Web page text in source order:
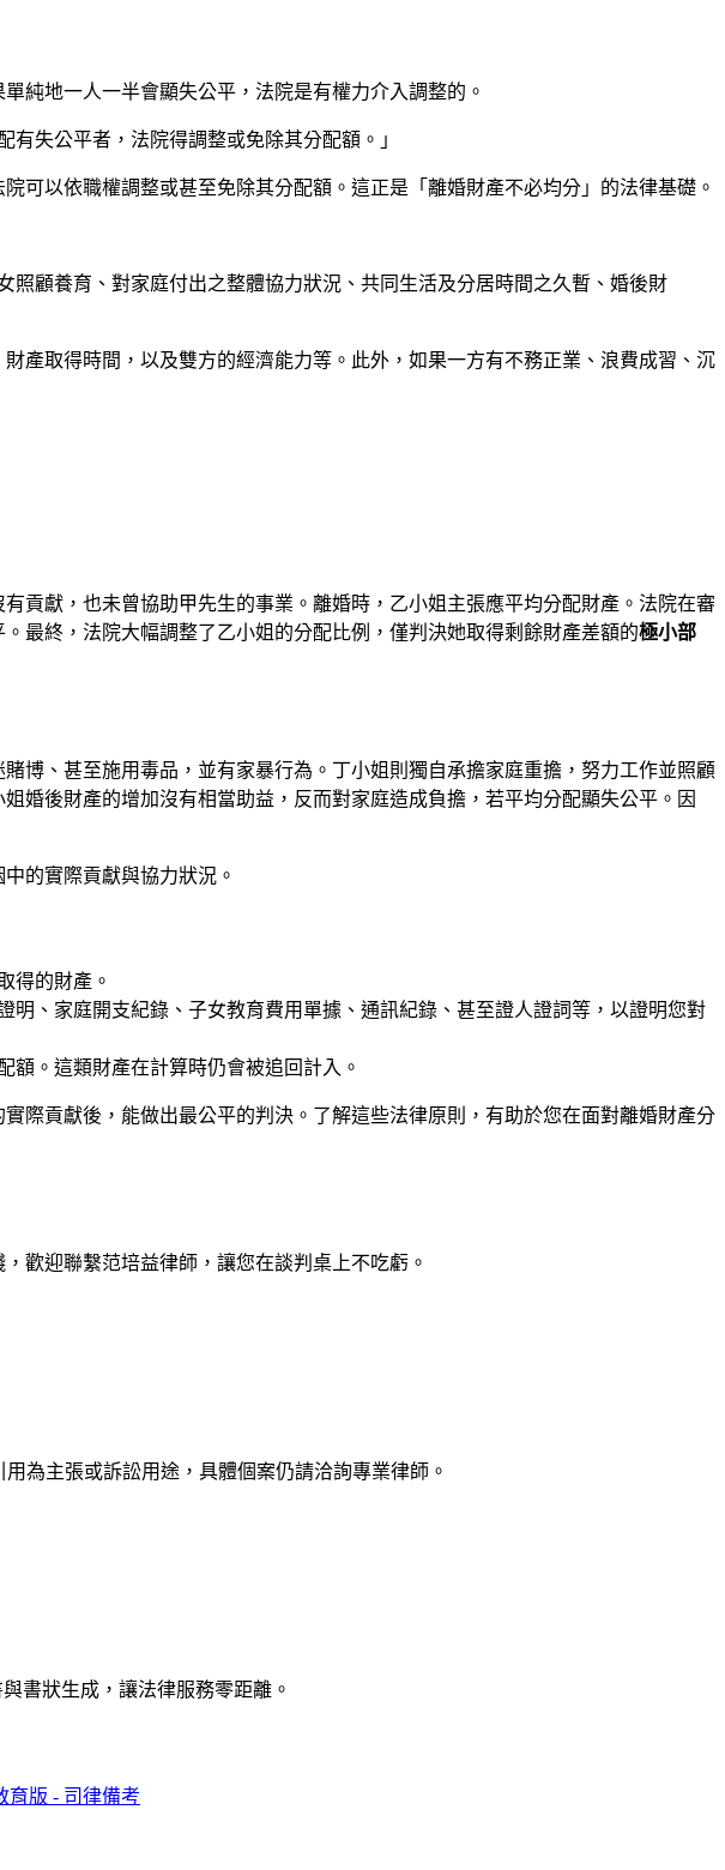
純地一人一半會顯失公平，法院是有權力介入調整的。
有失公平者，法院得調整或免除其分配額。」
可以依職權調整或甚至免除其分配額。這正是「離婚財產不必均分」的法律基礎。
照顧養育、對家庭付出之整體協力狀況、共同生活及分居時間之久暫、婚後財
產取得時間，以及雙方的經濟能力等。此外，如果一方有不務正業、浪費成習、沉
貢獻，也未曾協助甲先生的事業。離婚時，乙小姐主張應平均分配財產。法院在審
最終，法院大幅調整了乙小姐的分配比例，僅判決她取得剩餘財產差額的極小部
博、甚至施用毒品，並有家暴行為。丁小姐則獨自承擔家庭重擔，努力工作並照顧
婚後財產的增加沒有相當助益，反而對家庭造成負擔，若平均分配顯失公平。因
的實際貢獻與協力狀況。
得的財產。
、家庭開支紀錄、子女教育費用單據、通訊紀錄、甚至證人證詞等，以證明您對
額。這類財產在計算時仍會被追回計入。
際貢獻後，能做出最公平的判決。了解這些法律原則，有助於您在面對離婚財產分
歡迎聯繫范培益律師 ，讓您在談判桌上不吃虧。
為主張或訴訟用途，具體個案仍請洽詢專業律師。
書狀生成，讓法律服務零距離。
育版 - 司律備考